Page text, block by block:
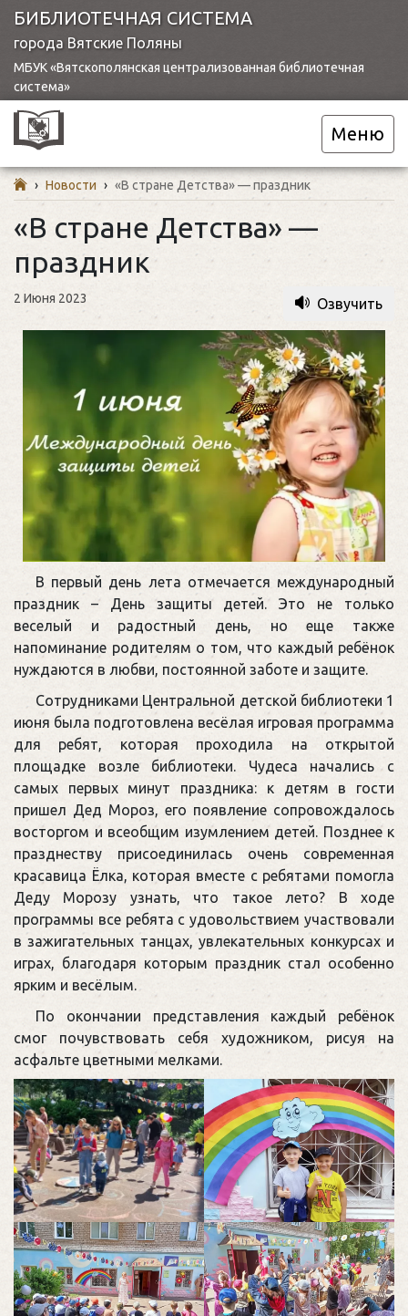
БИБЛИОТЕЧНАЯ СИСТЕМА
города Вятские Поляны
МБУК «Вятскополянская централизованная библиотечная
система»
Меню
› Новости › «В стране Детства» — праздник
«В стране Детства» —
праздник
2 Июня 2023 Озвучить
В первый день лета отмечается международный
праздник – День защиты детей. Это не только
веселый и радостный день, но еще также
напоминание родителям о том, что каждый ребёнок
нуждаются в любви, постоянной заботе и защите.
Сотрудниками Центральной детской библиотеки 1
июня была подготовлена весёлая игровая программа
для ребят, которая проходила на открытой
площадке возле библиотеки. Чудеса начались с
самых первых минут праздника: к детям в гости
пришел Дед Мороз, его появление сопровождалось
восторгом и всеобщим изумлением детей. Позднее к
празднеству присоединилась очень современная
красавица Ёлка, которая вместе с ребятами помогла
Деду Морозу узнать, что такое лето? В ходе
программы все ребята с удовольствием участвовали
в зажигательных танцах, увлекательных конкурсах и
играх, благодаря которым праздник стал особенно
ярким и весёлым.
По окончании представления каждый ребёнок
смог почувствовать себя художником, рисуя на
асфальте цветными мелками.